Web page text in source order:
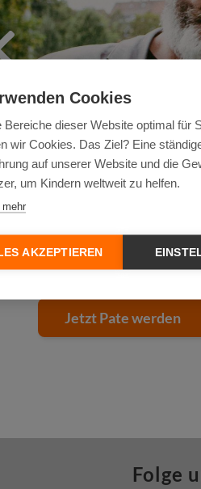
Jetzt Pate werden
Folge
Cookies
Bereiche dieser Website optimal für
wir Cookies. Das Ziel? Eine
auf unserer Website und die
um Kindern weltweit zu helfen.
mehr
AKZEPTIEREN